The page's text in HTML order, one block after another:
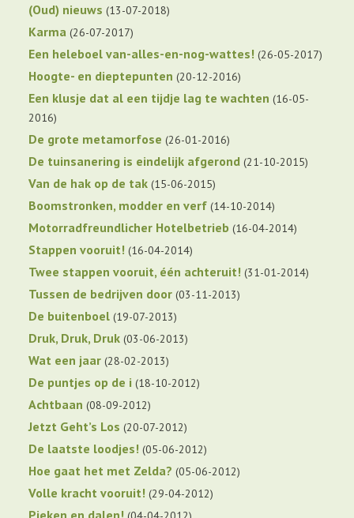
(Oud) nieuws 13-07-2018
Karma 26-07-2017
Een heleboel van-alles-en-nog-wattes! 26-05-2017
Hoogte- en dieptepunten 20-12-2016
Een klusje dat al een tijdje lag te wachten 16-05-
2016
De grote metamorfose 26-01-2016
De tuinsanering is eindelijk afgerond 21-10-2015
Van de hak op de tak 15-06-2015
Boomstronken, modder en verf 14-10-2014
Motorradfreundlicher Hotelbetrieb 16-04-2014
Stappen vooruit! 16-04-2014
Twee stappen vooruit, één achteruit! 31-01-2014
Tussen de bedrijven door 03-11-2013
De buitenboel 19-07-2013
Druk, Druk, Druk 03-06-2013
Wat een jaar 28-02-2013
De puntjes op de i 18-10-2012
Achtbaan 08-09-2012
Jetzt Geht’s Los 20-07-2012
De laatste loodjes! 05-06-2012
Hoe gaat het met Zelda? 05-06-2012
Volle kracht vooruit! 29-04-2012
Pieken en dalen!